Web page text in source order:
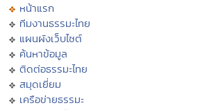
หน้าแรก
ทีมงานธรรมะไทย
แผนผังเว็บไซต์
ค้นหาข้อมูล
ติดต่อธรรมะไทย
สมุดเยี่ยม
เครือข่ายธรรมะ